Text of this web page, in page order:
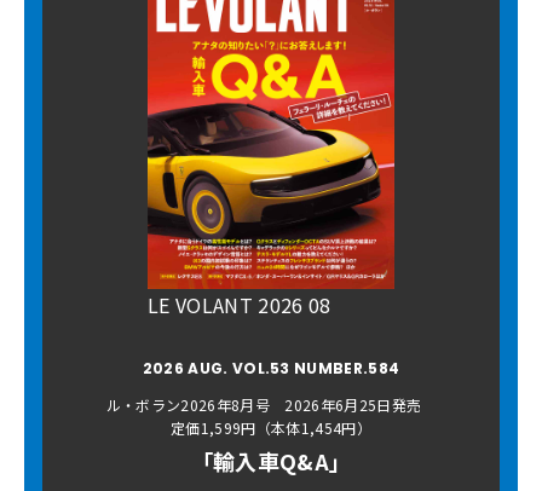
LE VOLANT 2026 08
2026 AUG. VOL.53 NUMBER.584
ル・ボラン2026年8月号 2026年6月25日発売
定価1,599円（本体1,454円）
「輸入車Q&A」